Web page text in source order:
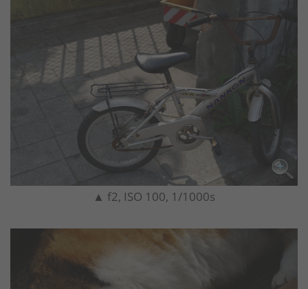
▲ f2, ISO 100, 1/1000s